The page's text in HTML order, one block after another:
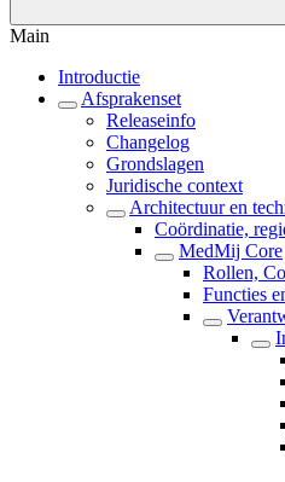
Main
Introductie
Afsprakenset
Releaseinfo
Changelog
Grondslagen
Juridische context
Architectuur en
Coördinatie,
MedMij Core
Rollen,
Functies